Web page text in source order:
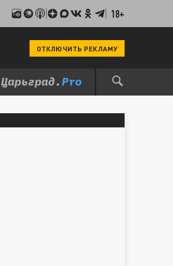
18+
ОТКЛЮЧИТЬ РЕКЛАМУ